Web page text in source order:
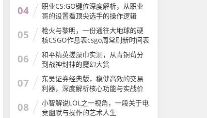
04
职业CS:GO键位深度解析，从职业
哥的设置看顶尖选手的操作逻辑
csgo键位说明图片
05
枪火与黎明，一份通往大地球的硬
核CSGO作息表csgo周常刷新时间表
06
和平精英搓澡巾实测，从青铜苟分
到战神封神的魔幻大赏
07
东吴证券经典版，稳健高效的交易
利器，深度解析核心功能与实战价
值
08
小智解说LOL之一视角，一段关于电
竞幽默与操作的艺术人生